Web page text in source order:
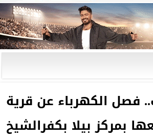
فصل الكهرباء عن قرية
بمركز بيلا بكفرالشيخ